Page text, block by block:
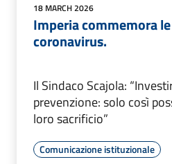
18 MARCH 2026
Imperia commemora
coronavirus.
Il Sindaco Scajola:
prevenzione: solo così
loro sacrificio”
Comunicazione istituzionale